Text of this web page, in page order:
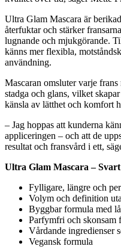
Ultra Glam Mascara är
återfuktar och stärker
lugnande och mjukgörande.
känns mer flexibla,
användning.
Mascaran omsluter varje
stadga och glans, vilket
känsla av lätthet och komfort
– Jag hoppas att kunderna
appliceringen – och att de
resultat och fransvård i ett,
Ultra Glam Mascara – Svart
Fylligare, längre och
Volym och definition
Byggbar formula med
Parfymfri och skonsam
Vårdande ingredienser
Vegansk formula